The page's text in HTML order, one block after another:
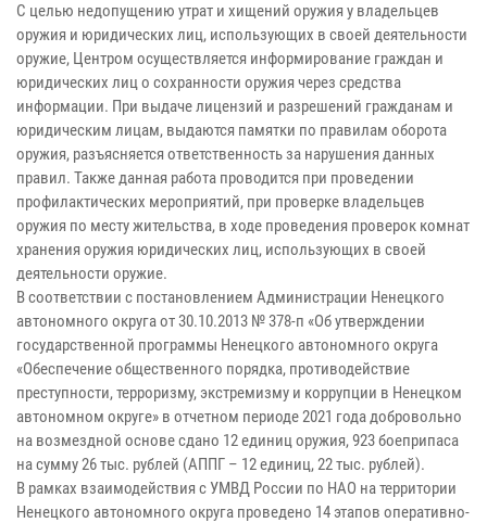
С целью недопущению утрат и хищений оружия у владельцев
оружия и юридических лиц, использующих в своей деятельности
оружие, Центром осуществляется информирование граждан и
юридических лиц о сохранности оружия через средства
информации. При выдаче лицензий и разрешений гражданам и
юридическим лицам, выдаются памятки по правилам оборота
оружия, разъясняется ответственность за нарушения данных
правил. Также данная работа проводится при проведении
профилактических мероприятий, при проверке владельцев
оружия по месту жительства, в ходе проведения проверок комнат
хранения оружия юридических лиц, использующих в своей
деятельности оружие.
В соответствии с постановлением Администрации Ненецкого
автономного округа от 30.10.2013 № 378-п «Об утверждении
государственной программы Ненецкого автономного округа
«Обеспечение общественного порядка, противодействие
преступности, терроризму, экстремизму и коррупции в Ненецком
автономном округе» в отчетном периоде 2021 года добровольно
на возмездной основе сдано 12 единиц оружия, 923 боеприпаса
на сумму 26 тыс. рублей (АППГ – 12 единиц, 22 тыс. рублей).
В рамках взаимодействия с УМВД России по НАО на территории
Ненецкого автономного округа проведено 14 этапов оперативно-